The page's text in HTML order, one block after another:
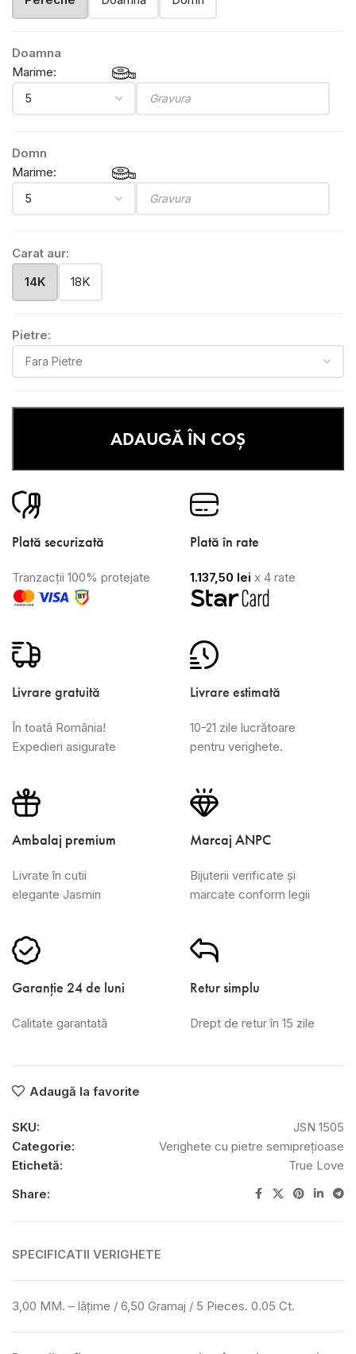
Doamna
Marime:
Domn
Marime:
Carat aur:
14K
18K
Pietre:
ADAUGĂ ÎN COȘ
Plată securizată
Tranzacții 100% protejate
Plată în rate
1.137,50 lei x 4 rate
Livrare gratuită
În toată România!
Expedieri asigurate
Livrare estimată
10-21 zile lucrătoare
pentru verighete.
Ambalaj premium
Livrate în cutii
elegante Jasmin
Marcaj ANPC
Bijuterii verificate și
marcate conform legii
Garanție 24 de luni
Calitate garantată
Retur simplu
Drept de retur în 15 zile
Adaugă la favorite
SKU:
JSN 1505
Categorie:
Verighete cu pietre semiprețioase
Etichetă:
True Love
Share:
SPECIFICATII VERIGHETE
3,00 MM. – lățime / 6,50 Gramaj / 5 Pieces. 0.05 Ct.